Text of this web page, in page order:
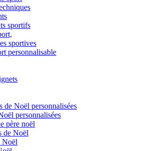
sportifs
sportives
personnalisable
de Noël personnalisées
personnalisées
père noël
de Noël
Noël